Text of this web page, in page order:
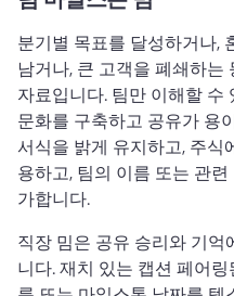
분기별 목표를 달성하거나,
남거나, 큰 고객을 폐쇄하는
자료입니다. 팀만 이해할 수
서식을 밝게 유지하고, 주식
용하고, 팀의 이름 또는 관
가합니다.
직장 밈은 공유 승리와 기억
니다. 재치 있는 캡션 페어링